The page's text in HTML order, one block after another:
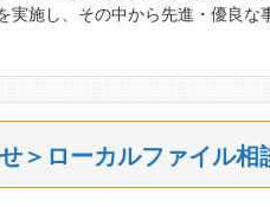
実施し、その中から先進・優良な
＞ローカルファイル相